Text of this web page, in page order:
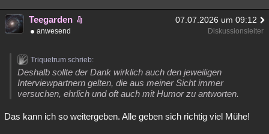
Teegarden 07.07.2026 um 09:12
anwesend Diskussionsleiter
Triquetrum schrieb:
Deshalb sollte der Dank wirklich auch den jeweiligen
Interviewpartnern gelten, die aus meiner Sicht immer
versuchen, ehrlich und oft auch mit Humor zu antworten.
Das kann ich so weitergeben. Alle geben sich richtig viel Mühe!